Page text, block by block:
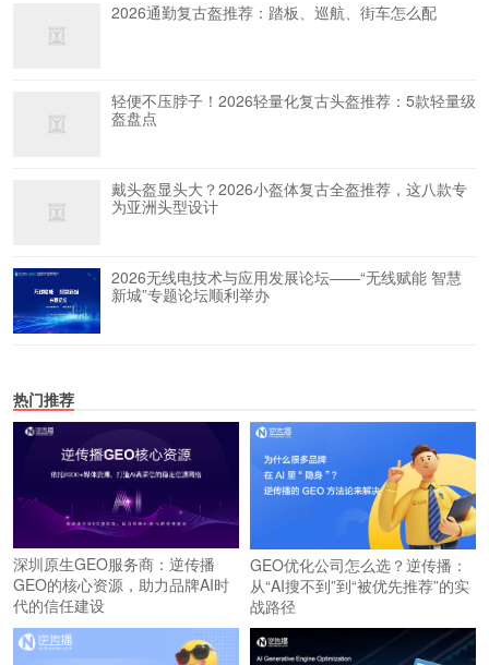
2026通勤复古盔推荐：踏板、巡航、街车怎么配
轻便不压脖子！2026轻量化复古头盔推荐：5款轻量级
盔盘点
戴头盔显头大？2026小盔体复古全盔推荐，这八款专
为亚洲头型设计
2026无线电技术与应用发展论坛——“无线赋能 智慧
新城”专题论坛顺利举办
热门推荐
深圳原生GEO服务商：逆传播
GEO的核心资源，助力品牌AI时
代的信任建设
GEO优化公司怎么选？逆传播：
从“AI搜不到”到“被优先推荐”的实
战路径